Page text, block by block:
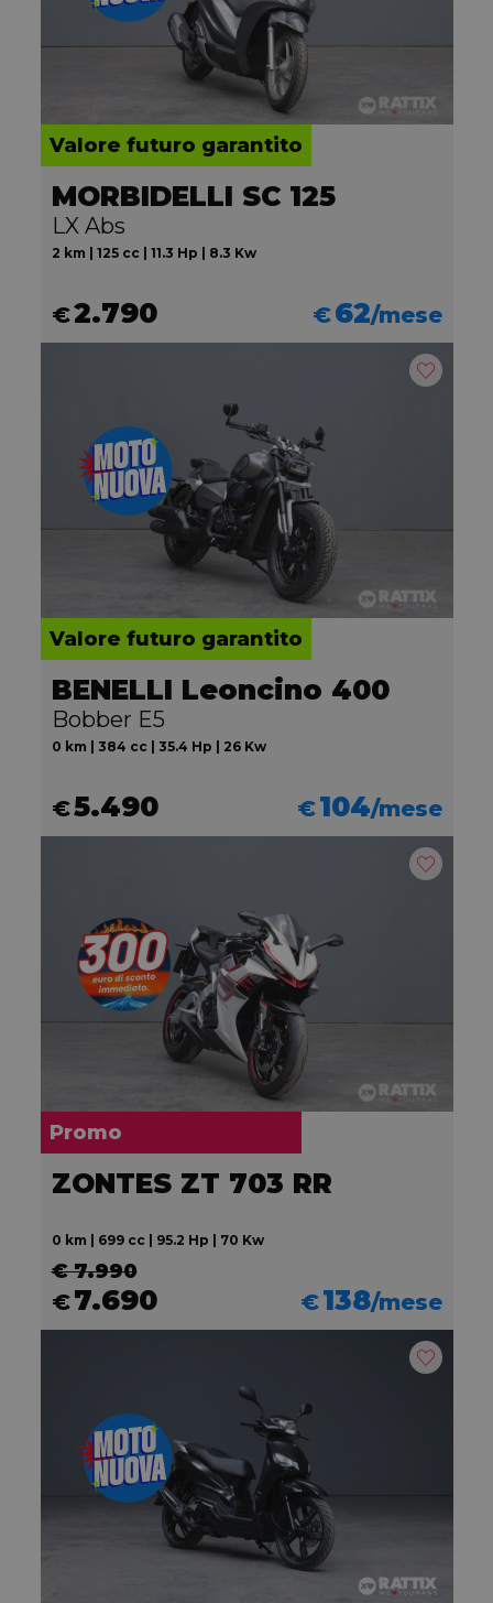
Valore futuro garantito
MORBIDELLI SC 125
LX Abs
2 km | 125 cc | 11.3 Hp | 8.3 Kw
€2.790 €62/mese
Valore futuro garantito
BENELLI Leoncino 400
Bobber E5
0 km | 384 cc | 35.4 Hp | 26 Kw
€5.490 €104/mese
Promo
ZONTES ZT 703 RR
0 km | 699 cc | 95.2 Hp | 70 Kw
€ 7.990
€7.690 €138/mese